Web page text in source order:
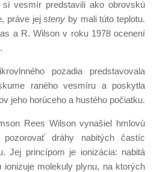
vesmír predstavili ako obrovskú
práve jejsteny by mali túto teplotu.
a R. Wilson v roku 1978 ocenení
pozadia predstavovala
raného vesmíru a poskytla
jeho horúceho a hustého počiatku.
Rees Wilson vynašiel hmlovú
pozorovať dráhy nabitých častíc
Jej princípom je ionizácia: nabitá
molekuly plynu, na ktorých